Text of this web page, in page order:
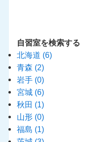
自習室を検索する
北海道 (6)
青森 (2)
岩手 (0)
宮城 (6)
秋田 (1)
山形 (0)
福島 (1)